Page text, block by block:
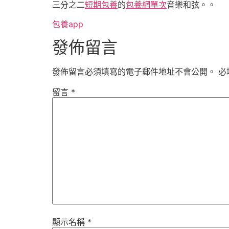
三分之二短期包養的包養網單次音樂和弦。。
包養app
發佈留言
發佈留言必須填寫的電子郵件地址不會公開。 必
留言 *
顯示名稱 *